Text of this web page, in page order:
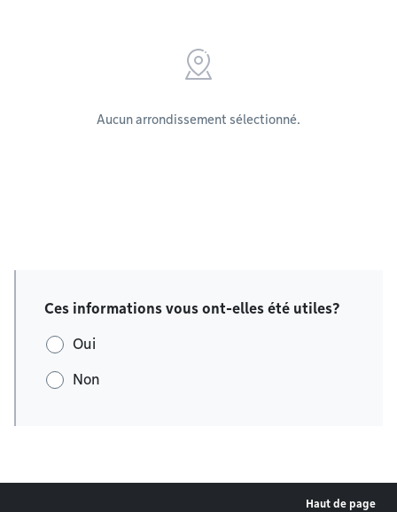
Aucun arrondissement sélectionné.
Ces informations vous ont-elles été utiles?
Oui
Non
Haut de page